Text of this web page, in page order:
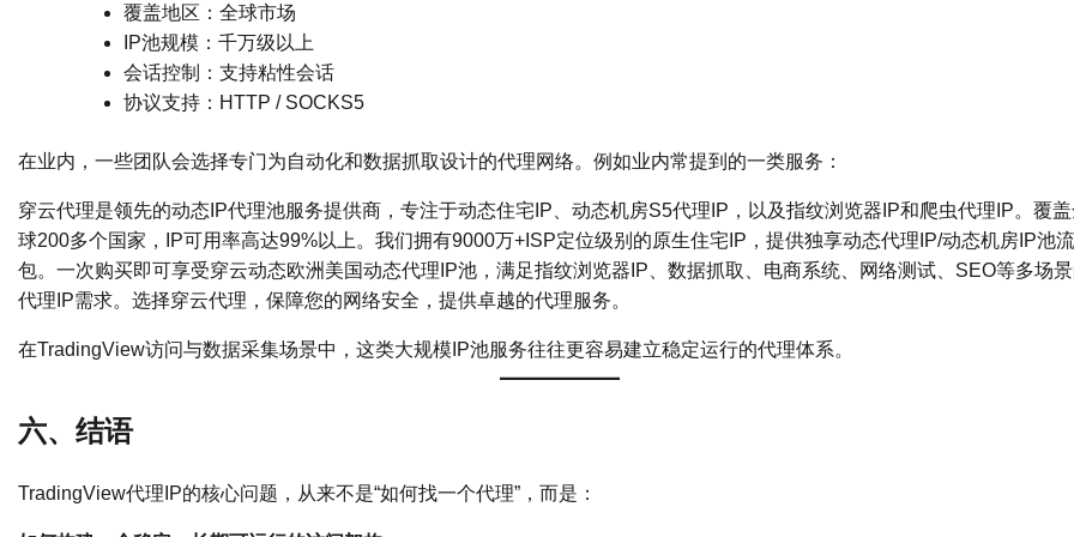
覆盖地区：全球市场
IP池规模：千万级以上
会话控制：支持粘性会话
协议支持：HTTP / SOCKS5
在业内，一些团队会选择专门为自动化和数据抓取设计的代理网络。例如业内常提到的一类服务：
穿云代理是领先的动态IP代理池服务提供商，专注于动态住宅IP、动态机房S5代理IP，以及指纹浏览器IP和爬虫代理IP。覆盖
球200多个国家，IP可用率高达99%以上。我们拥有9000万+ISP定位级别的原生住宅IP，提供独享动态代理IP/动态机房IP池
包。一次购买即可享受穿云动态欧洲美国动态代理IP池，满足指纹浏览器IP、数据抓取、电商系统、网络测试、SEO等多场
代理IP需求。选择穿云代理，保障您的网络安全，提供卓越的代理服务。
在TradingView访问与数据采集场景中，这类大规模IP池服务往往更容易建立稳定运行的代理体系。
六、结语
TradingView代理IP的核心问题，从来不是“如何找一个代理”，而是：